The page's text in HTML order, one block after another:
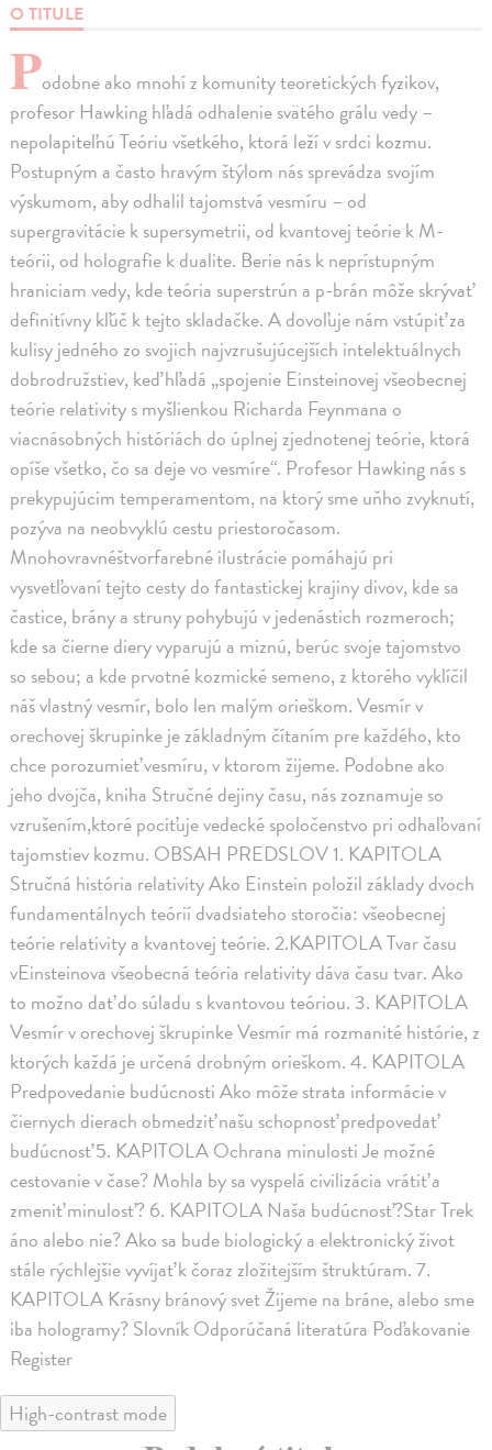
O TITULE
Podobne ako mnohí z komunity teoretických fyzikov,
profesor Hawking hľadá odhalenie svätého grálu vedy –
nepolapiteľnú Teóriu všetkého, ktorá leží v srdci kozmu.
Postupným a často hravým štýlom nás sprevádza svojím
výskumom, aby odhalil tajomstvá vesmíru – od
supergravitácie k supersymetrii, od kvantovej teórie k M-
teórii, od holografie k dualite. Berie nás k neprístupným
hraniciam vedy, kde teória superstrún a p-brán môže skrývať
definitívny kľúč k tejto skladačke. A dovoľuje nám vstúpiť za
kulisy jedného zo svojich najvzrušujúcejších intelektuálnych
dobrodružstiev, keď hľadá „spojenie Einsteinovej všeobecnej
teórie relativity s myšlienkou Richarda Feynmana o
viacnásobných históriách do úplnej zjednotenej teórie, ktorá
opíše všetko, čo sa deje vo vesmíre“. Profesor Hawking nás s
prekypujúcim temperamentom, na ktorý sme uňho zvyknutí,
pozýva na neobvyklú cestu priestoročasom.
Mnohovravnéštvorfarebné ilustrácie pomáhajú pri
vysvetľovaní tejto cesty do fantastickej krajiny divov, kde sa
častice, brány a struny pohybujú v jedenástich rozmeroch;
kde sa čierne diery vyparujú a miznú, berúc svoje tajomstvo
so sebou; a kde prvotné kozmické semeno, z ktorého vyklíčil
náš vlastný vesmír, bolo len malým orieškom. Vesmír v
orechovej škrupinke je základným čítaním pre každého, kto
chce porozumieť vesmíru, v ktorom žijeme. Podobne ako
jeho dvojča, kniha Stručné dejiny času, nás zoznamuje so
vzrušením,ktoré pociťuje vedecké spoločenstvo pri odhaľovaní
tajomstiev kozmu. OBSAH PREDSLOV 1. KAPITOLA
Stručná história relativity Ako Einstein položil základy dvoch
fundamentálnych teórií dvadsiateho storočia: všeobecnej
teórie relativity a kvantovej teórie. 2.KAPITOLA Tvar času
vEinsteinova všeobecná teória relativity dáva času tvar. Ako
to možno dať do súladu s kvantovou teóriou. 3. KAPITOLA
Vesmír v orechovej škrupinke Vesmír má rozmanité histórie, z
ktorých každá je určená drobným orieškom. 4. KAPITOLA
Predpovedanie budúcnosti Ako môže strata informácie v
čiernych dierach obmedziť našu schopnosť predpovedať
budúcnosť 5. KAPITOLA Ochrana minulosti Je možné
cestovanie v čase? Mohla by sa vyspelá civilizácia vrátiť a
zmeniť minulosť? 6. KAPITOLA Naša budúcnosť?Star Trek
áno alebo nie? Ako sa bude biologický a elektronický život
stále rýchlejšie vyvíjať k čoraz zložitejším štruktúram. 7.
KAPITOLA Krásny bránový svet Žijeme na bráne, alebo sme
iba hologramy? Slovník Odporúčaná literatúra Poďakovanie
Register
High-contrast mode